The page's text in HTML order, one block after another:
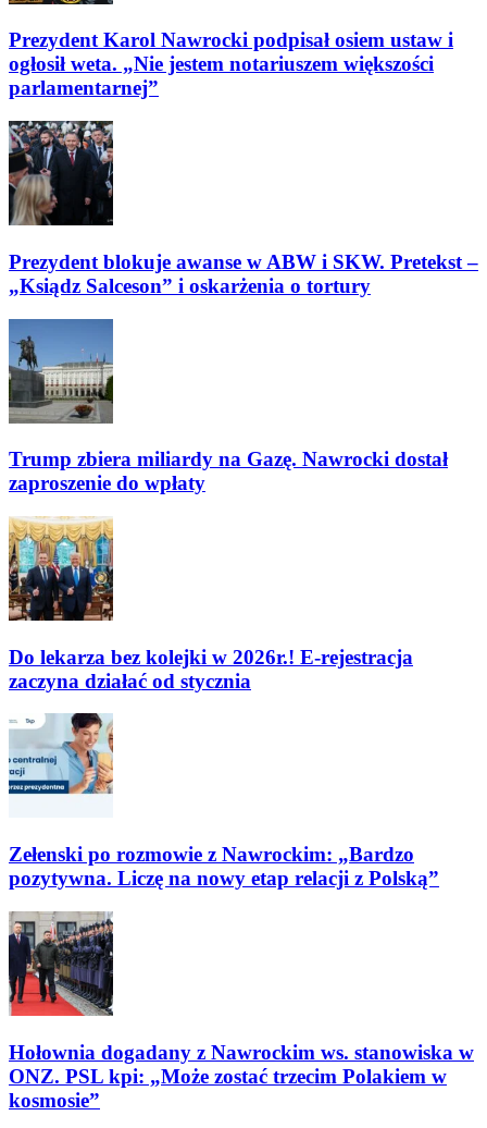
Prezydent Karol Nawrocki podpisał osiem ustaw i
ogłosił weta. „Nie jestem notariuszem większości
parlamentarnej”
Prezydent blokuje awanse w ABW i SKW. Pretekst –
„Ksiądz Salceson” i oskarżenia o tortury
Trump zbiera miliardy na Gazę. Nawrocki dostał
zaproszenie do wpłaty
Do lekarza bez kolejki w 2026r.! E-rejestracja
zaczyna działać od stycznia
Zełenski po rozmowie z Nawrockim: „Bardzo
pozytywna. Liczę na nowy etap relacji z Polską”
Hołownia dogadany z Nawrockim ws. stanowiska w
ONZ. PSL kpi: „Może zostać trzecim Polakiem w
kosmosie”